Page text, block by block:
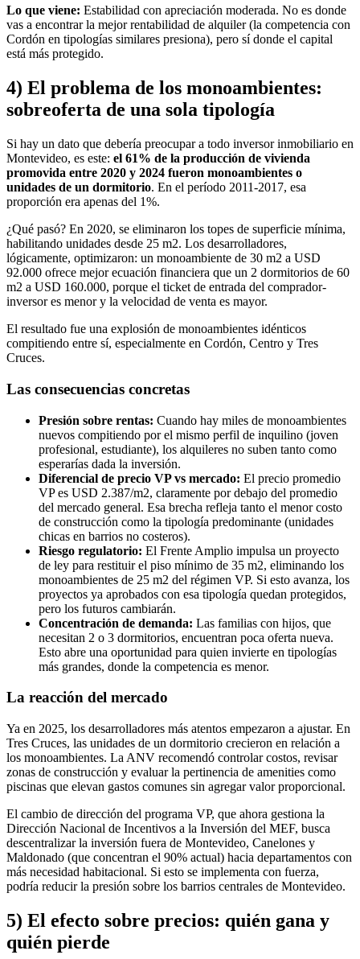
Lo que viene: Estabilidad con apreciación moderada. No es donde
vas a encontrar la mejor rentabilidad de alquiler (la competencia con
Cordón en tipologías similares presiona), pero sí donde el capital
está más protegido.
4) El problema de los monoambientes:
sobreoferta de una sola tipología
Si hay un dato que debería preocupar a todo inversor inmobiliario en
Montevideo, es este: el 61% de la producción de vivienda
promovida entre 2020 y 2024 fueron monoambientes o
unidades de un dormitorio. En el período 2011-2017, esa
proporción era apenas del 1%.
¿Qué pasó? En 2020, se eliminaron los topes de superficie mínima,
habilitando unidades desde 25 m2. Los desarrolladores,
lógicamente, optimizaron: un monoambiente de 30 m2 a USD
92.000 ofrece mejor ecuación financiera que un 2 dormitorios de 60
m2 a USD 160.000, porque el ticket de entrada del comprador-
inversor es menor y la velocidad de venta es mayor.
El resultado fue una explosión de monoambientes idénticos
compitiendo entre sí, especialmente en Cordón, Centro y Tres
Cruces.
Las consecuencias concretas
Presión sobre rentas: Cuando hay miles de monoambientes
nuevos compitiendo por el mismo perfil de inquilino (joven
profesional, estudiante), los alquileres no suben tanto como
esperarías dada la inversión.
Diferencial de precio VP vs mercado: El precio promedio
VP es USD 2.387/m2, claramente por debajo del promedio
del mercado general. Esa brecha refleja tanto el menor costo
de construcción como la tipología predominante (unidades
chicas en barrios no costeros).
Riesgo regulatorio: El Frente Amplio impulsa un proyecto
de ley para restituir el piso mínimo de 35 m2, eliminando los
monoambientes de 25 m2 del régimen VP. Si esto avanza, los
proyectos ya aprobados con esa tipología quedan protegidos,
pero los futuros cambiarán.
Concentración de demanda: Las familias con hijos, que
necesitan 2 o 3 dormitorios, encuentran poca oferta nueva.
Esto abre una oportunidad para quien invierte en tipologías
más grandes, donde la competencia es menor.
La reacción del mercado
Ya en 2025, los desarrolladores más atentos empezaron a ajustar. En
Tres Cruces, las unidades de un dormitorio crecieron en relación a
los monoambientes. La ANV recomendó controlar costos, revisar
zonas de construcción y evaluar la pertinencia de amenities como
piscinas que elevan gastos comunes sin agregar valor proporcional.
El cambio de dirección del programa VP, que ahora gestiona la
Dirección Nacional de Incentivos a la Inversión del MEF, busca
descentralizar la inversión fuera de Montevideo, Canelones y
Maldonado (que concentran el 90% actual) hacia departamentos con
más necesidad habitacional. Si esto se implementa con fuerza,
podría reducir la presión sobre los barrios centrales de Montevideo.
5) El efecto sobre precios: quién gana y
quién pierde